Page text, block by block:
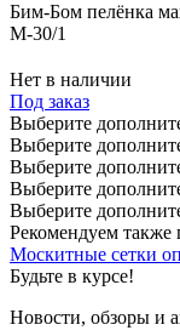
Бим-Бом пелёнка
М-30/1
Нет в наличии
Под заказ
Выберите
Выберите
Выберите
Выберите
Выберите
Рекомендуем также
Москитные сетки
Будьте в курсе!
Новости, обзоры и